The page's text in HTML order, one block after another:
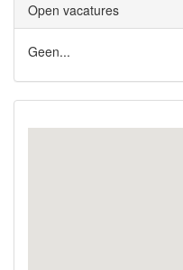
Open vacatures
Geen...